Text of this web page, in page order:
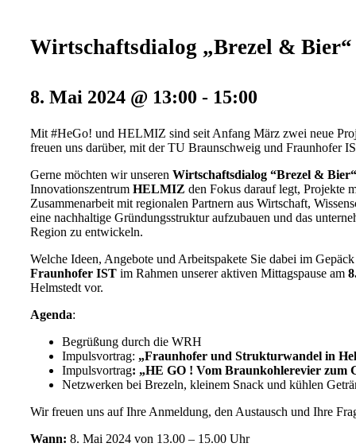
Wirtschaftsdialog „Brezel & Bier“
8. Mai 2024 @ 13:00 - 15:00
Mit #HeGo! und HELMIZ sind seit Anfang März zwei neue
freuen uns darüber, mit der TU Braunschweig und Fraunhofer
Gerne möchten wir unseren Wirtschaftsdialog “Brezel & Bier“
Innovationszentrum HELMIZ den Fokus darauf legt, Projekte
Zusammenarbeit mit regionalen Partnern aus Wirtschaft,
eine nachhaltige Gründungsstruktur aufzubauen und das
Region zu entwickeln.
Welche Ideen, Angebote und Arbeitspakete Sie dabei im
Fraunhofer IST im Rahmen unserer aktiven Mittagspause am
Helmstedt vor.
Agenda:
Begrüßung durch die WRH
Impulsvortrag: „Fraunhofer und Strukturwandel in
Impulsvortrag: „HE GO ! Vom Braunkohlerevier zum
Netzwerken bei Brezeln, kleinem Snack und kühlen
Wir freuen uns auf Ihre Anmeldung, den Austausch und Ihre
Wann: 8. Mai 2024 von 13.00 – 15.00 Uhr